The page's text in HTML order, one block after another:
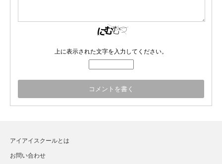
上に表示された文字を入力してください。
アイアイスクールとは
お問い合わせ